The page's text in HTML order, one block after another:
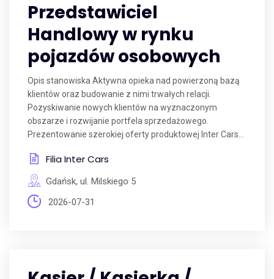
Przedstawiciel
Handlowy w rynku
pojazdów osobowych
Opis stanowiska Aktywna opieka nad powierzoną bazą
klientów oraz budowanie z nimi trwałych relacji.
Pozyskiwanie nowych klientów na wyznaczonym
obszarze i rozwijanie portfela sprzedażowego.
Prezentowanie szerokiej oferty produktowej Inter Cars...
Filia Inter Cars
Gdańsk, ul. Milskiego 5
2026-07-31